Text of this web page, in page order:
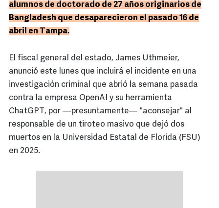
alumnos de doctorado de 27 años originarios de
Bangladesh que desaparecieron el pasado 16 de
abril en Tampa.
El fiscal general del estado, James Uthmeier,
anunció este lunes que incluirá el incidente en una
investigación criminal que abrió la semana pasada
contra la empresa OpenAI y su herramienta
ChatGPT, por —presuntamente— "aconsejar" al
responsable de un tiroteo masivo que dejó dos
muertos en la Universidad Estatal de Florida (FSU)
en 2025.